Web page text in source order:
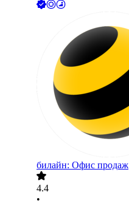
билайн: Офис продаж
4.4
•